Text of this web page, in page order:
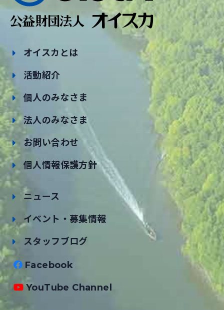
オイスカとは
活動紹介
個人のみなさま
法人のみなさま
お問い合わせ
個人情報保護方針
ニュース
イベント・募集情報
スタッフブログ
Facebook
YouTube Channel